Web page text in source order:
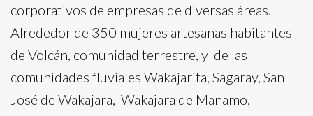
corporativos de empresas de diversas áreas.
Alrededor de 350 mujeres artesanas habitantes
de Volcán, comunidad terrestre, y de las
comunidades fluviales Wakajarita, Sagaray, San
José de Wakajara, Wakajara de Manamo,